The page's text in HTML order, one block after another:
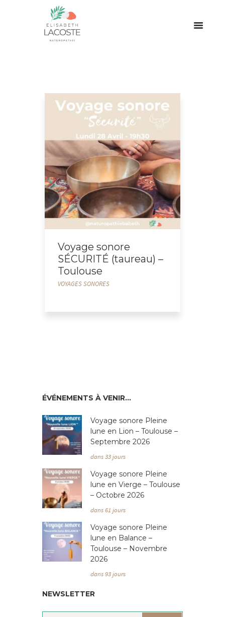
Voyage sonore
SÉCURITÉ (taureau) –
Toulouse
VOYAGES SONORES
ÉVÉNEMENTS À VENIR…
Voyage sonore Pleine
lune en Lion – Toulouse –
Septembre 2026
dans 33 jours
Voyage sonore Pleine
lune en Vierge – Toulouse
– Octobre 2026
dans 61 jours
Voyage sonore Pleine
lune en Balance –
Toulouse – Novembre
2026
dans 93 jours
NEWSLETTER